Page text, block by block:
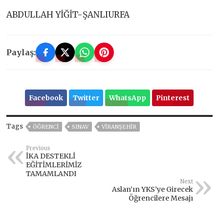
ABDULLAH YİĞİT-ŞANLIURFA
Paylaş:
Facebook Twitter WhatsApp Pinterest
Tags ÖĞRENCI SINAV VIRANŞEHIR
Previous
İKA DESTEKLİ
EĞİTİMLERİMİZ
TAMAMLANDI
Next
Aslan’ın YKS’ye Girecek
Öğrencilere Mesajı